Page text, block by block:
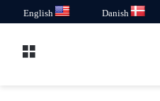
Danish
English